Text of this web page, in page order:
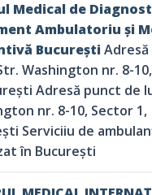
Medical de
Ambulatoriu și
București Adresă
Washington nr. 8-
Adresă punct de
nr. 8-10, Sector 1,
Serviciiu de
în București